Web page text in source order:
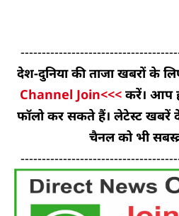
देश-दुनिया की ताजा खबरों के
Channel Join<<< करें। आप
फॉलो कर सकते हैं। लेटेस्ट खबरें
चैनल को भी